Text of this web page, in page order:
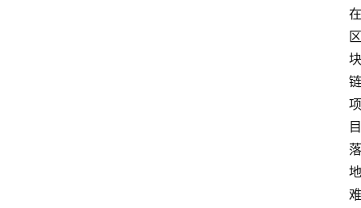
在
区
块
链
项
目
落
地
难